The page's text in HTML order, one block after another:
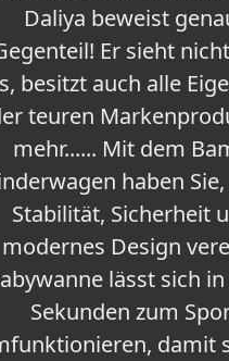
Daliya beweist
Er sieht
besitzt auch alle
teuren
mehr...... Mit dem
haben
Stabilität, Sicherheit
modernes Design
lässt sich
Sekunden zum
damit